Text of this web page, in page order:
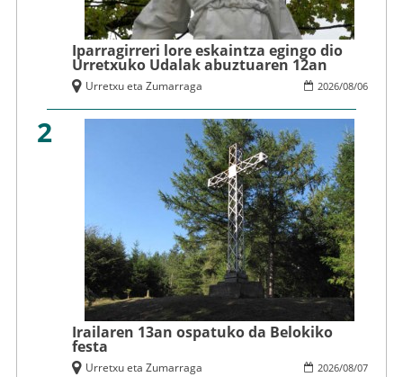
Iparragirreri lore eskaintza egingo dio
Urretxuko Udalak abuztuaren 12an
2026/08/06
Urretxu eta Zumarraga
2
Irailaren 13an ospatuko da Belokiko
festa
2026/08/07
Urretxu eta Zumarraga